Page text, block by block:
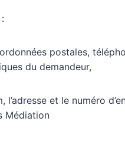
postales,
du demandeur,
l’adresse et le numéro
Médiation